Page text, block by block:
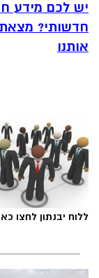
יש לכם מידע
חדשותי?
אותנו
ללוח יבנתון לחצו